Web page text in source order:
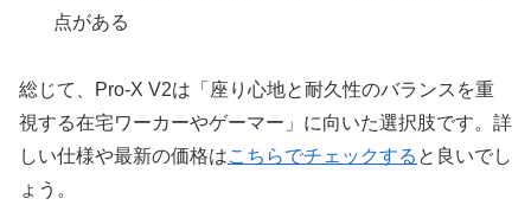
点がある
総じて、Pro-X V2は「座り心地と耐久性のバランスを重
視する在宅ワーカーやゲーマー」に向いた選択肢です。詳
しい仕様や最新の価格はこちらでチェックする と良いでし
ょう。